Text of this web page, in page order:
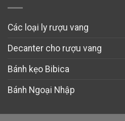
Các loại ly rượu vang
Decanter cho rượu vang
Bánh kẹo Bibica
Bánh Ngoại Nhập